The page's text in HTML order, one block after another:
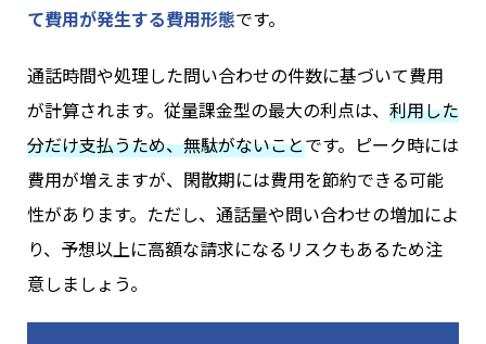
て費用が発生する費用形態です。
通話時間や処理した問い合わせの件数に基づいて費用
が計算されます。従量課金型の最大の利点は、 利用した
分だけ支払うため、無駄がないことです。ピーク時には
費用が増えますが、閑散期には費用を節約できる可能
性があります。ただし、通話量や問い合わせの増加によ
り、予想以上に高額な請求になるリスクもあるため注
意しましょう。